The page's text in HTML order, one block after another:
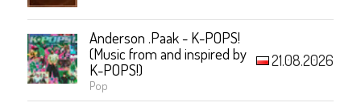
Anderson .Paak - K-POPS!
(Music from and inspired by
K-POPS!)
Pop
21.08.2026